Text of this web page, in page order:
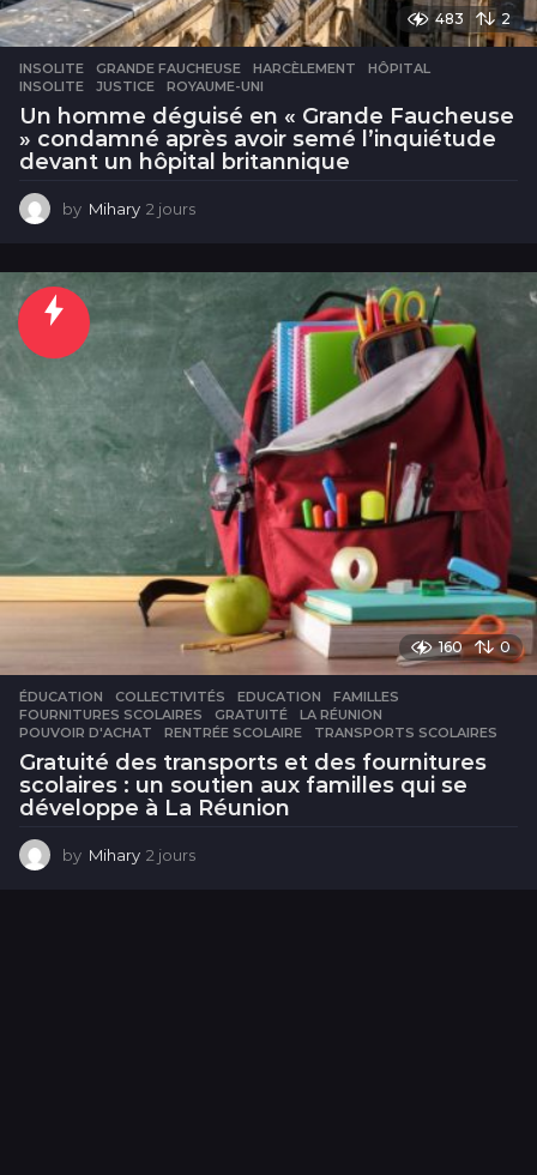
483 2
INSOLITE GRANDE FAUCHEUSE ,HARCÈLEMENT ,HÔPITAL
INSOLITE
,JUSTICE ,ROYAUME-UNI
Un homme déguisé en « Grande Faucheuse
» condamné après avoir semé l’inquiétude
devant un hôpital britannique
by Mihary 2 jours
u
160 0
ÉDUCATION COLLECTIVITÉS ,EDUCATION ,FAMILLES
FOURNITURES SCOLAIRES
,GRATUITÉ ,LA RÉUNION
POUVOIR D'ACHAT
,RENTRÉE SCOLAIRE ,TRANSPORTS SCOLAIRES
Gratuité des transports et des fournitures
scolaires : un soutien aux familles qui se
développe à La Réunion
by Mihary 2 jours